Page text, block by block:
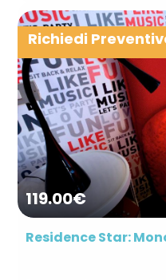
119.00€
Richiedi
Residence Star: